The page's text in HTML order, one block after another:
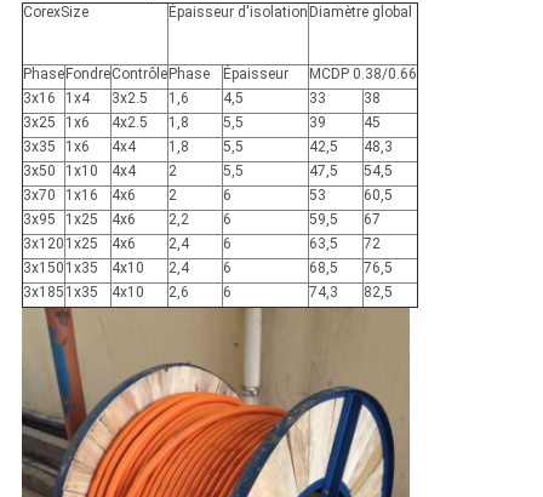
CorexSize Épaisseur d'isolation Diamètre global
Phase FondreContrôle Phase Épaisseur
MCDP 0.38/0.66
3x16
1x4 3x2.5 1,6 4,5 33
38
3x25
1x6 4x2.5 1,8 5,5 39
45
3x35
1x6 4x4 1,8 5,5 42,5
48,3
3x50
1x10 4x4 2 5,5 47,5
54,5
3x70
1x16 4x6 2 6 53
60,5
3x95
1x25 4x6 2,2 6 59,5
67
3x120 1x25 4x6 2,4 6 63,5
72
3x150 1x35 4x10 2,4 6 68,5
76,5
3x185 1x35 4x10 2,6 6 74,3 82,5